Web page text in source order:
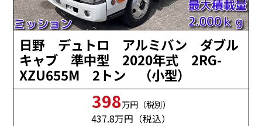
日野 デュトロ アルミバン ダブル
キャブ 準中型 2020年式 2RG-
XZU655M 2トン （小型）
398万円（税別）
437.8万円（税込）